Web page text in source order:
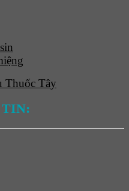
Thuốc Tây
TIN: